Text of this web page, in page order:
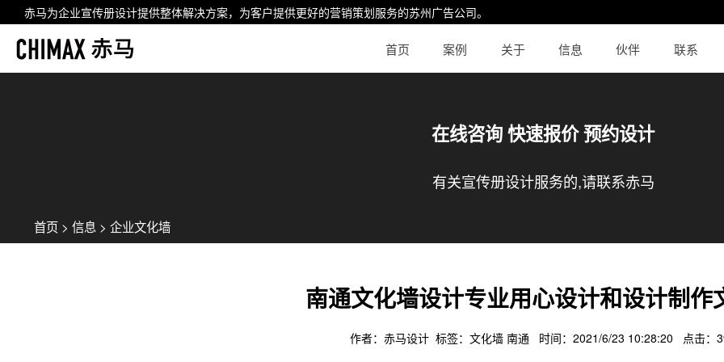
赤马为企业宣传册设计提供整体解决方案，为客户提供更好的营销策划服务的苏州广告公司。
首页 案例 关于 信息 伙伴 联系
在线咨询 快速报价 预约设计
有关宣传册设计服务的,请联系赤马
首页 > 信息 > 企业文化墙
南通文化墙设计专业用心设计和设计制作
作者：赤马设计 标签： 文化墙 南通 时间：2021/6/23 10:28:20 点击：